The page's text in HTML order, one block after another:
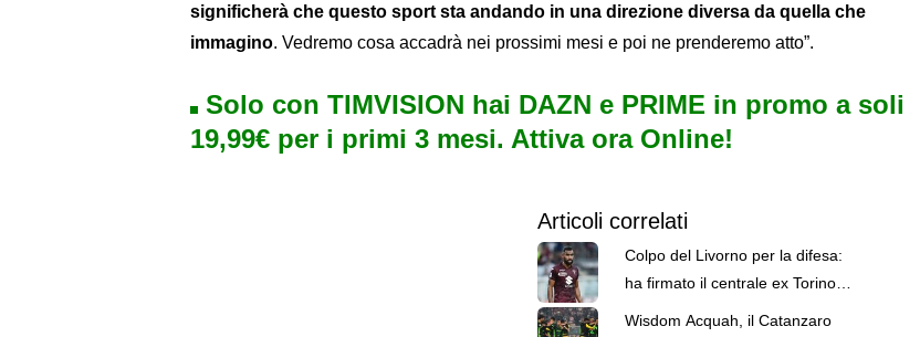
significherà che questo sport sta andando in una direzione diversa da quella che
immagino. Vedremo cosa accadrà nei prossimi mesi e poi ne prenderemo atto”.
Solo con TIMVISION hai DAZN e PRIME in promo a soli
19,99€ per i primi 3 mesi. Attiva ora Online!
Articoli correlati
Colpo del Livorno per la difesa:
ha firmato il centrale ex Torino
Wisdom Acquah, il Catanzaro